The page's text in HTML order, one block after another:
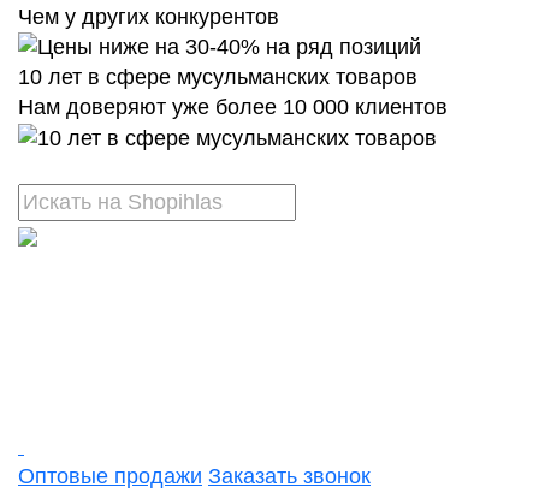
Чем у других конкурентов
10 лет в сфере мусульманских товаров
Нам доверяют уже более 10 000 клиентов
Оптовые продажи Заказать звонок